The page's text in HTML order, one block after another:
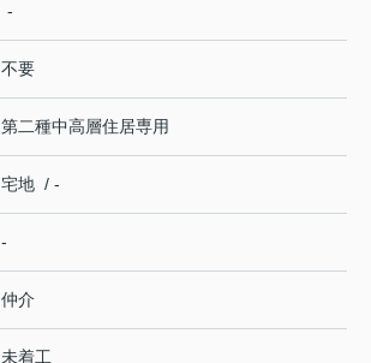
-
不要
第二種中高層住居専用
宅地 / -
-
仲介
未着工